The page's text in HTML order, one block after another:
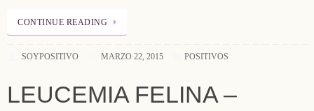
CONTINUE READING
SOYPOSITIVO MARZO 22, 2015 POSITIVOS
LEUCEMIA FELINA –